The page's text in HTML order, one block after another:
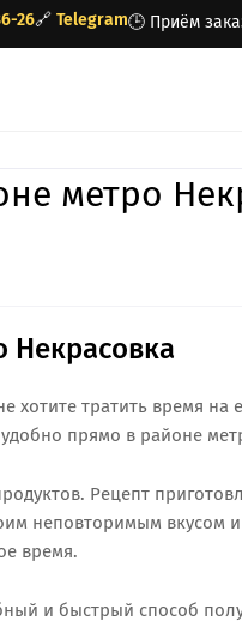
26🔗 Telegram🕒 Приём
метро
Некрасовка
тратить время на
прямо в районе
Рецепт
неповторимым вкусом
время.
и быстрый способ